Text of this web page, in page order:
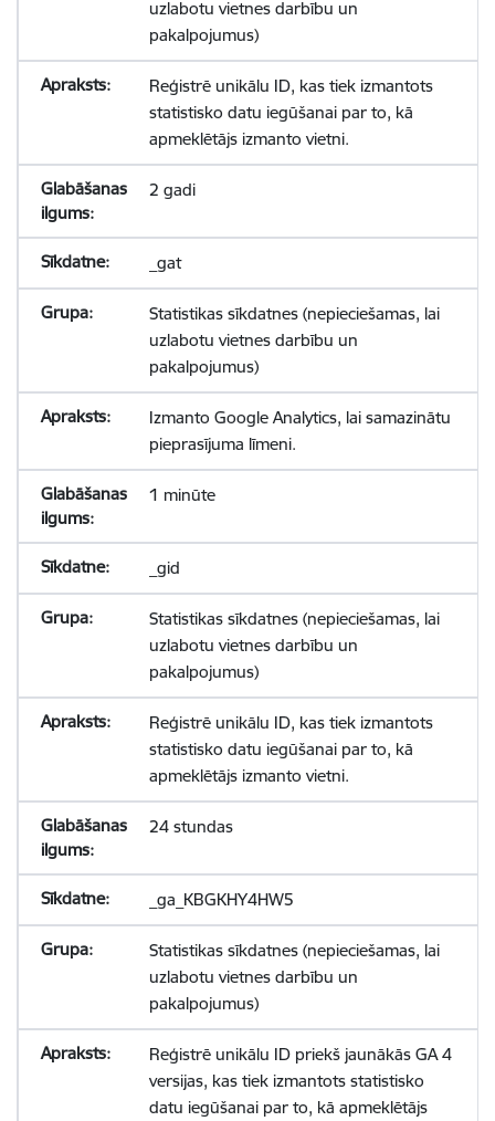
uzlabotu vietnes darbību un
pakalpojumus)
Reģistrē unikālu ID, kas tiek izmantots
statistisko datu iegūšanai par to, kā
apmeklētājs izmanto vietni.
2 gadi
_gat
Statistikas sīkdatnes (nepieciešamas, lai
uzlabotu vietnes darbību un
pakalpojumus)
Izmanto Google Analytics, lai samazinātu
pieprasījuma līmeni.
1 minūte
_gid
Statistikas sīkdatnes (nepieciešamas, lai
uzlabotu vietnes darbību un
pakalpojumus)
Reģistrē unikālu ID, kas tiek izmantots
statistisko datu iegūšanai par to, kā
apmeklētājs izmanto vietni.
24 stundas
_ga_KBGKHY4HW5
Statistikas sīkdatnes (nepieciešamas, lai
uzlabotu vietnes darbību un
pakalpojumus)
Reģistrē unikālu ID priekš jaunākās GA 4
versijas, kas tiek izmantots statistisko
datu iegūšanai par to, kā apmeklētājs